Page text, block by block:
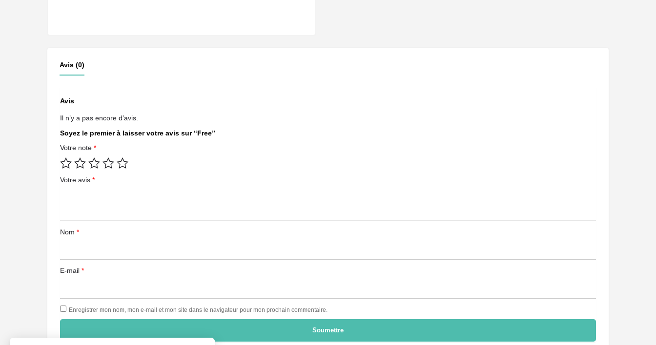
Avis (0)
Avis
Il n’y a pas encore d’avis.
Soyez le premier à laisser votre avis sur “Free”
Votre note *
Votre avis *
Nom *
E-mail *
Enregistrer mon nom, mon e-mail et mon site dans le navigateur pour mon prochain commentaire.